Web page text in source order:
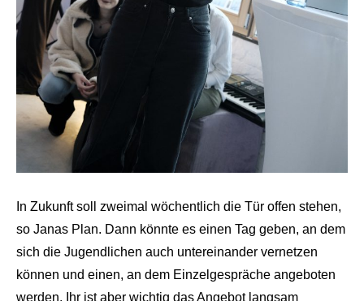
In Zukunft soll zweimal wöchentlich die Tür offen stehen,
so Janas Plan. Dann könnte es einen Tag geben, an dem
sich die Jugendlichen auch untereinander vernetzen
können und einen, an dem Einzelgespräche angeboten
werden. Ihr ist aber wichtig das Angebot langsam